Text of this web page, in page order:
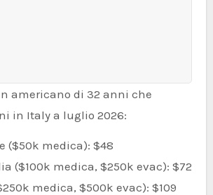
americano di 32 anni che
in Italy a luglio 2026:
($50k medica): $48
($100k medica, $250k evac): $72
medica, $500k evac): $109